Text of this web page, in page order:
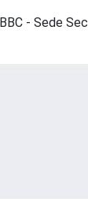
- Sede